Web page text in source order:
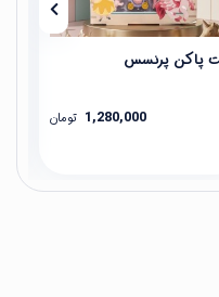
پاکن پرنسس
1,280,000 تومان